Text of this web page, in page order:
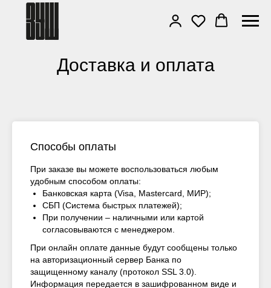
Доставка и оплата
Способы оплаты
При заказе вы можете воспользоваться любым
удобным способом оплаты:
Банковская карта (Visa, Mastercard, МИР);
СБП (Система быстрых платежей);
При получении – наличными или картой
согласовываются с менеджером.
При онлайн оплате данные будут сообщены только
на авторизационный сервер Банка по
защищенному каналу (протокол SSL 3.0).
Информация передается в зашифрованном виде и